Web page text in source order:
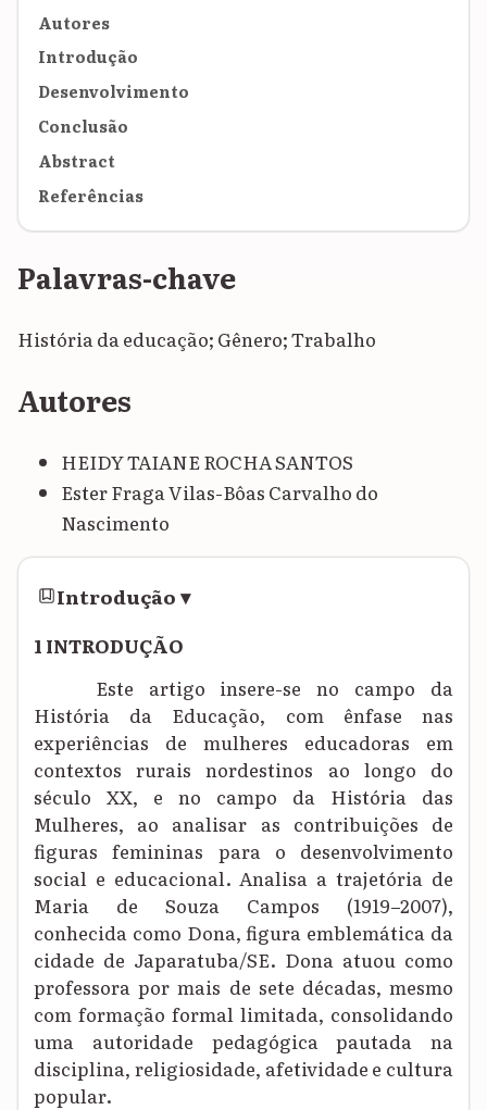
Autores
Introdução
Desenvolvimento
Conclusão
Abstract
Referências
Palavras-chave
História da educação; Gênero; Trabalho
Autores
HEIDY TAIANE ROCHA SANTOS
Ester Fraga Vilas-Bôas Carvalho do
Nascimento
Introdução▾
1 INTRODUÇÃO
Este artigo insere-se no campo da
História da Educação, com ênfase nas
experiências de mulheres educadoras em
contextos rurais nordestinos ao longo do
século XX, e no campo da História das
Mulheres, ao analisar as contribuições de
figuras femininas para o desenvolvimento
social e educacional. Analisa a trajetória de
Maria de Souza Campos (1919–2007),
conhecida como Dona, figura emblemática da
cidade de Japaratuba/SE. Dona atuou como
professora por mais de sete décadas, mesmo
com formação formal limitada, consolidando
uma autoridade pedagógica pautada na
disciplina, religiosidade, afetividade e cultura
popular.